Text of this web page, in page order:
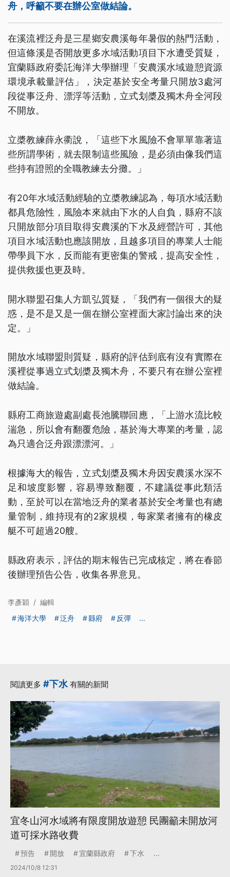
舟，呼籲不要在辦公室做結論。
在溪流裡泛舟是三星鄉安農溪每年暑假的熱門活動，
但這條溪是否開放更多水域活動項目下水遭受質疑，
宜蘭縣政府委託海洋大學辦理「安農溪水域遊憩資源
環境承載量評估」，決定基於安全考量只開放3處河
段從事泛舟、漂浮等活動，立式划槳及獨木舟全河段
不開放。
立槳教練薛永衢說，「這些下水風險不會單單靠著這
些所謂學術，就去限制這些風險，是必須由像我們這
些持有證照的全職教練去分攤。」
有20年水域活動經驗的立槳教練認為，每項水域活動
都具危險性，風險本來就由下水的人自負，縣府不該
只開放部分項目取得安農溪的下水及經營許可，其他
項目水域活動也應該開放，且越多項目的專業人士能
帶學員下水，反而能有更密集的警戒，提高安全性，
提供救援也更及時。
開水聯盟召集人方凱弘質疑，「我們有一個很大的疑
惑，是不是又是一個在辦公室裡面大家討論出來的決
定。」
開放水域聯盟則質疑，縣府的評估到底有沒有實際在
溪裡從事過立式划槳及獨木舟，不要只有在辦公室裡
做結論。
縣府工商旅遊處副處長池騰聯回應，「上游水流比較
湍急，所以會有翻覆危險，基於海大專業的考量，認
為只適合泛舟跟漂漂河。」
根據海大的報告，立式划槳及獨木舟因安農溪水深不
足和坡度影響，容易導致翻覆，不建議從事此類活
動，至於可以在當地泛舟的業者基於安全考量也有總
量管制，維持現有的2家規模，每家業者擁有的橡皮
艇不可超過20艘。
縣政府表示，評估的期末報告已完成核定，將在春節
後辦理預告公告，收集各界意見。
李彥穎 / 編輯
海洋大學
泛舟 縣府 反彈 ...
閱讀更多 #下水有關的新聞
宜冬山河水域將有限度開放遊憩 民團籲未開放河
道可採水路收費
預告 開放 宜蘭縣政府 下水 ...
2024/10/8 12:31